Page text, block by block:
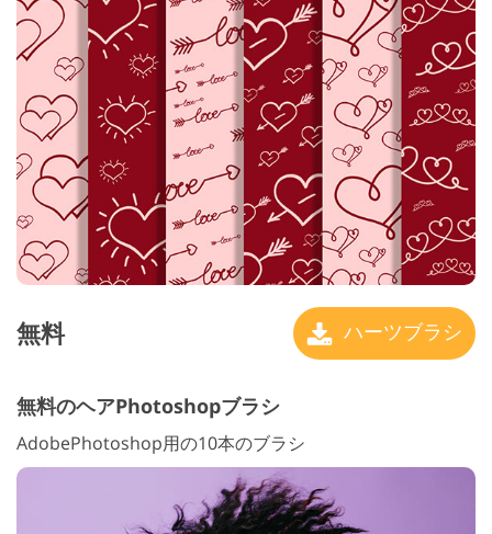
無料 ハーツブラシ
無料のヘアPhotoshopブラシ
AdobePhotoshop用の10本のブラシ